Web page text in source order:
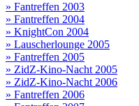
» Fantreffen 2003
» Fantreffen 2004
» KnightCon 2004
» Lauscherlounge 2005
» Fantreffen 2005
» ZidZ-Kino-Nacht 2005
» ZidZ-Kino-Nacht 2006
» Fantreffen 2006